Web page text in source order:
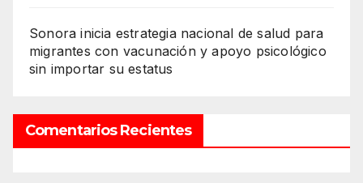
Sonora inicia estrategia nacional de salud para
migrantes con vacunación y apoyo psicológico
sin importar su estatus
Comentarios Recientes